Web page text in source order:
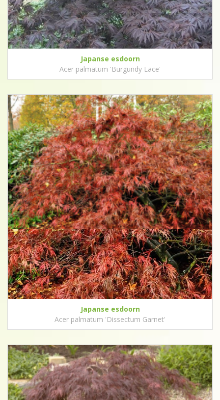
Japanse esdoorn
Acer palmatum 'Burgundy Lace'
Japanse esdoorn
Acer palmatum 'Dissectum Garnet'